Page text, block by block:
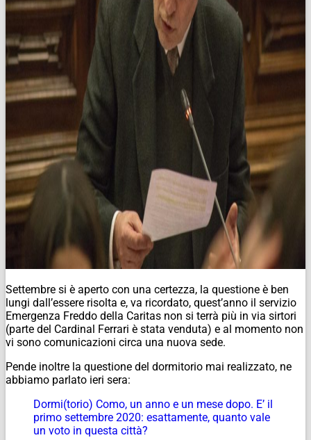
Settembre si è aperto con una certezza, la questione è ben
lungi dall’essere risolta e, va ricordato, quest’anno il servizio
Emergenza Freddo della Caritas non si terrà più in via sirtori
(parte del Cardinal Ferrari è stata venduta) e al momento non
vi sono comunicazioni circa una nuova sede.
Pende inoltre la questione del dormitorio mai realizzato, ne
abbiamo parlato ieri sera:
Dormi(torio) Como, un anno e un mese dopo. E’ il
primo settembre 2020: esattamente, quanto vale
un voto in questa città?